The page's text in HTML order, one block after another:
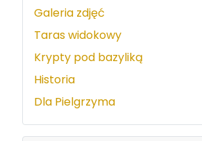
Galeria zdjęć
Taras widokowy
Krypty pod bazyliką
Historia
Dla Pielgrzyma